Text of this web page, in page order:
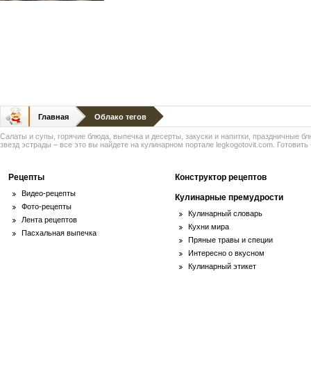
Главная Облако тегов
Салаты и супы, горячие блюда, выпечка и десерты, закуски и напитки, праздничные
звезд эстрады – все это вы найдете на кулинарном портале legkogotovit.com. Готовить
Рецепты
Видео-рецепты
Фото-рецепты
Лента рецептов
Пасхальная выпечка
Конструктор рецептов
Кулинарные премудрости
Кулинарный словарь
Кухни мира
Пряные травы и специи
Интересно о вкусном
Кулинарный этикет